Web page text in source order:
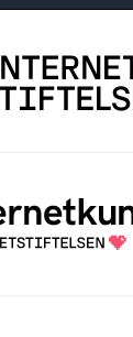
verkar för
till människan
som
medveten